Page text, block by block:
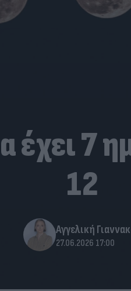
έχει 7
12
Αγγελική
27.06.2026 17:00